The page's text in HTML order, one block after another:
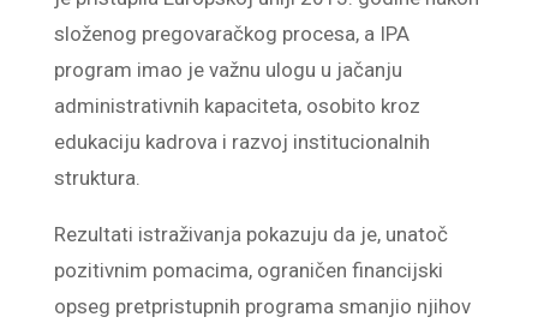
složenog pregovaračkog procesa, a IPA
program imao je važnu ulogu u jačanju
administrativnih kapaciteta, osobito kroz
edukaciju kadrova i razvoj institucionalnih
struktura.
Rezultati istraživanja pokazuju da je, unatoč
pozitivnim pomacima, ograničen financijski
opseg pretpristupnih programa smanjio njihov